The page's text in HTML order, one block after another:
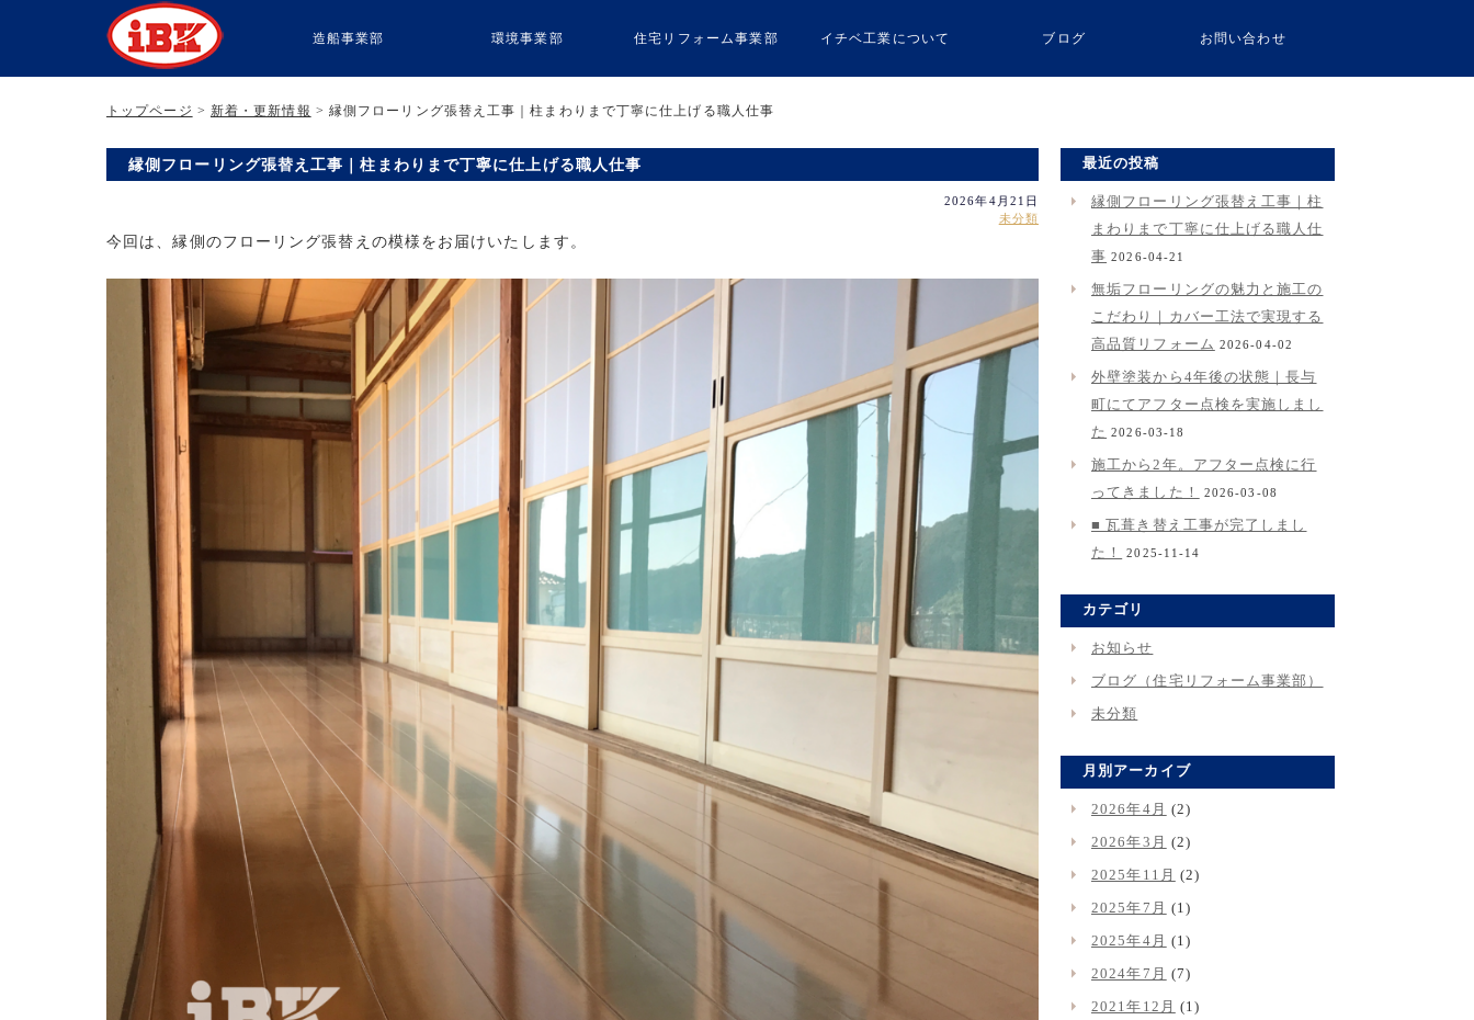
造船事業部 環境事業部 住宅リフォーム事業部 イチベ工業について ブログ お問い合わせ
トップページ > 新着・更新情報 > 縁側フローリング張替え工事｜柱まわりまで丁寧に仕上げる職人仕事
縁側フローリング張替え工事｜柱まわりまで丁寧に仕上げる職人仕事
2026年4月21日
未分類
今回は、縁側のフローリング張替えの模様をお届けいたします。
最近の投稿
縁側フローリング張替え工事｜柱
まわりまで丁寧に仕上げる職人仕
事 2026-04-21
無垢フローリングの魅力と施工の
こだわり｜カバー工法で実現する
高品質リフォーム 2026-04-02
外壁塗装から4年後の状態｜長与
町にてアフター点検を実施しまし
た 2026-03-18
施工から2年。アフター点検に行
ってきました！
2026-03-08
■ 瓦葺き替え工事が完了しまし
た！
2025-11-14
カテゴリ
お知らせ
ブログ（住宅リフォーム事業部）
未分類
月別アーカイブ
2026年4月 (2)
2026年3月 (2)
2025年11月 (2)
2025年7月 (1)
2025年4月 (1)
2024年7月 (7)
2021年12月 (1)